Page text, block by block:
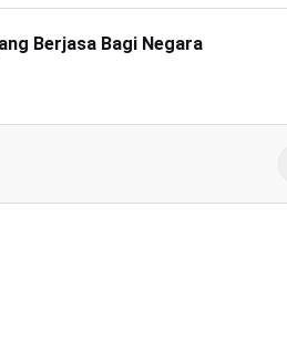
Berjasa Bagi Negara